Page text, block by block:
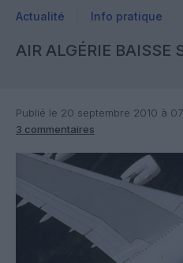
Actualité Info pratique
AIR ALGÉRIE BAISSE
Publié le 20 septembre 2010 à
3 commentaires